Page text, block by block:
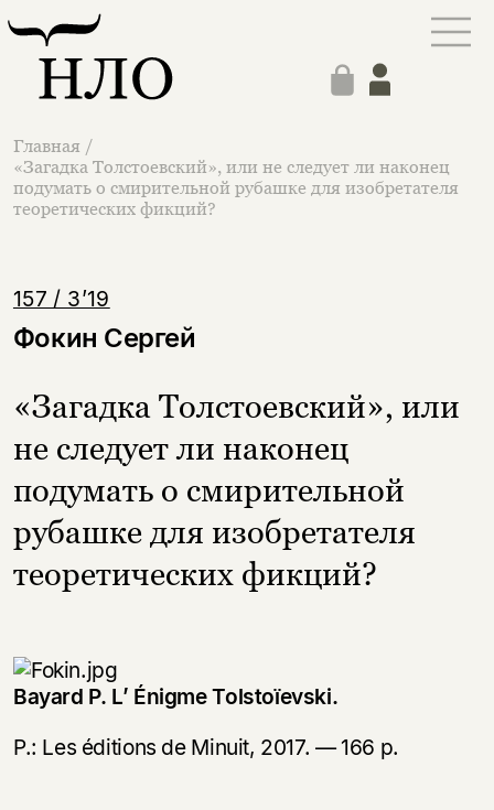
Главная /
«Загадка Толстоевский», или не следует ли наконец
подумать о смирительной рубашке для изобретателя
теоретических фикций?
157 / 3’19
Фокин Сергей
«Загадка Толстоевский», или
не следует ли наконец
подумать о смирительной
рубашке для изобретателя
теоретических фикций?
Bayard P. L’ Énigme Tolstoïevski.
P.: Les éditions de Minuit, 2017. — 166 р.